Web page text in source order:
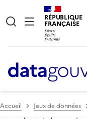
RÉPUBLIQUE
FRANÇAISE
Accueil Jeux de données